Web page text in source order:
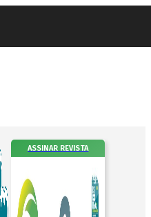
ASSINAR REVISTA